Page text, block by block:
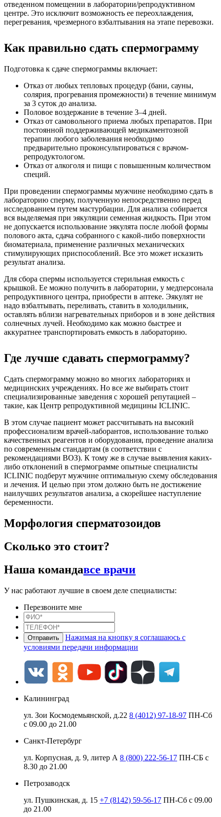
отведенном помещении в лаборатории/репродуктивном
центре. Это исключит возможность ее переохлаждения,
перегревания, чрезмерного взбалтывания на этапе перевозки.
Как правильно сдать спермограмму
Подготовка к сдаче спермограммы включает:
Отказ от любых тепловых процедур (бани, сауны,
солярия, прогревания промежности) в течение минимум
за 3 суток до анализа.
Половое воздержание в течение 3–4 дней.
Отказ от самовольного приема любых препаратов. При
постоянной поддерживающей медикаментозной
терапии любого заболевания необходимо
предварительно проконсультироваться с врачом-
репродуктологом.
Отказ от алкоголя и пищи с повышенным количеством
специй.
При проведении спермограммы мужчине необходимо сдать в
лабораторию сперму, полученную непосредственно перед
исследованием путем мастурбации. Для анализа собирается
вся выделяемая при эякуляции семенная жидкость. При этом
не допускается использование эякулята после любой формы
полового акта, сдача собранного с какой-либо поверхности
биоматериала, применение различных механических
стимулирующих приспособлений. Все это может исказить
результат анализа.
Для сбора спермы используется стерильная емкость с
крышкой. Ее можно получить в лаборатории, у медперсонала
репродуктивного центра, приобрести в аптеке. Эякулят не
надо взбалтывать, переливать, ставить в холодильник,
оставлять вблизи нагревательных приборов и в зоне действия
солнечных лучей. Необходимо как можно быстрее и
аккуратнее транспортировать емкость в лабораторию.
Где лучше сдавать спермограмму?
Сдать спермограмму можно во многих лабораториях и
медицинских учреждениях. Но все же выбирать стоит
специализированные заведения с хорошей репутацией –
такие, как Центр репродуктивной медицины ICLINIC.
В этом случае пациент может рассчитывать на высокий
профессионализм врачей-лаборантов, использование только
качественных реагентов и оборудования, проведение анализа
по современным стандартам (в соответствии с
рекомендациями ВОЗ). К тому же в случае выявления каких-
либо отклонений в спермограмме опытные специалисты
ICLINIC подберут мужчине оптимальную схему обследования
и лечения. И целью при этом должно быть не достижение
наилучших результатов анализа, а скорейшее наступление
беременности.
Морфология сперматозоидов
Сколько это стоит?
Наша командавсе врачи
У нас работают лучшие в своем деле специалисты:
Перезвоните мне
Нажимая на кнопку я соглашаюсь с
условиями передачи информации
Калининград
ул. Зои Космодемьянской, д.22 8 (4012) 97-18-97 ПН-Сб
с 09.00 до 21.00
Санкт-Петербург
ул. Корпусная, д. 9, литер А 8 (800) 222-56-17 ПН-СБ с
8.30 до 21.00
Петрозаводск
ул. Пушкинская, д. 15 +7 (8142) 59-56-17 ПН-Сб с 09.00
до 21.00